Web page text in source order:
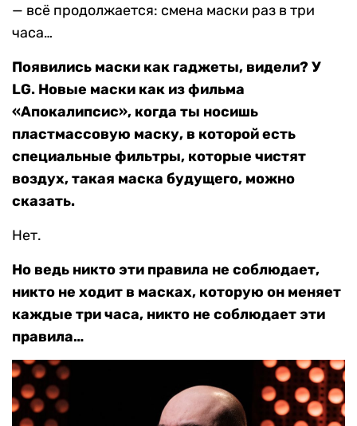
— всё продолжается: смена маски раз в три
часа…
Появились маски как гаджеты, видели? У
LG. Новые маски как из фильма
«Апокалипсис», когда ты носишь
пластмассовую маску, в которой есть
специальные фильтры, которые чистят
воздух, такая маска будущего, можно
сказать.
Нет.
Но ведь никто эти правила не соблюдает,
никто не ходит в масках, которую он меняет
каждые три часа, никто не соблюдает эти
правила…